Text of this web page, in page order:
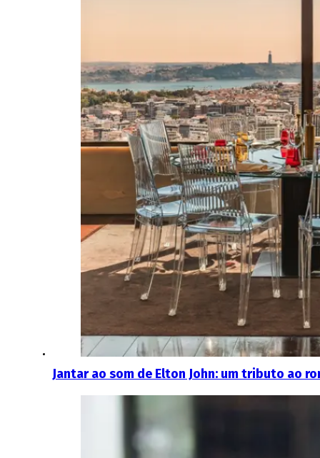
Jantar ao som de Elton John: um tributo ao